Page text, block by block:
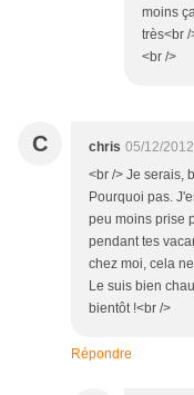
moins
très<br
<br />
C chris 05/12/
<br /> Je serais,
Pourquoi pas.
peu moins prise
pendant tes
chez moi, cela
Le suis bien
bientôt !<br />
Répondre